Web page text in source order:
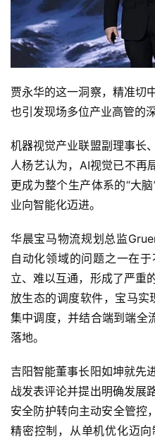
贾永华的这一洞察，精准切
也引发现场多位产业高管的深
机器视觉产业联盟副理事长
人杨艺认为，AI视觉已不再
更成为整个生产体系的“大
业向智能化迈进。
华晨宝马物流规划总监
自动化领域的问题之一在
立、难以互通，形成了严重
放生态的调度软件，宝马
集中调度，并结合端到端全
落地。
吉阳智能董事长阳如坤就先
战发表评论并提出明确发展
安全防护转向主动安全管控
精密控制，从单机优化迈